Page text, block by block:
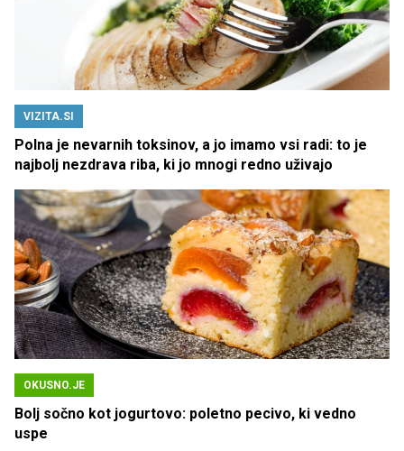
VIZITA.SI
Polna je nevarnih toksinov, a jo imamo vsi radi: to je
najbolj nezdrava riba, ki jo mnogi redno uživajo
OKUSNO.JE
Bolj sočno kot jogurtovo: poletno pecivo, ki vedno
uspe